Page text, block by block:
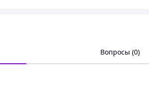
Вопросы (0)